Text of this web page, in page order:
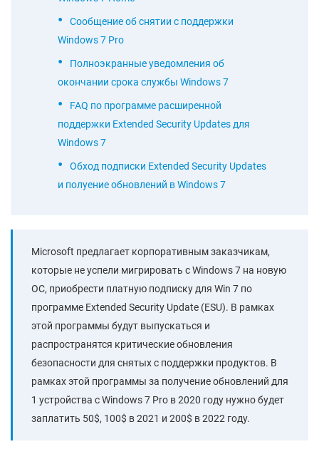
Сообщение об снятии с поддержки
Windows 7 Pro
Полноэкранные уведомления об
окончании срока службы Windows 7
FAQ по программе расширенной
поддержки Extended Security Updates для
Windows 7
Обход подписки Extended Security Updates
и полуение обновлений в Windows 7
Microsoft предлагает корпоративным заказчикам,
которые не успели мигрировать с Windows 7 на новую
ОС, приобрести платную подписку для Win 7 по
программе Extended Security Update (ESU). В рамках
этой программы будут выпускаться и
распространятся критические обновления
безопасности для снятых с поддержки продуктов. В
рамках этой программы за получение обновлений для
1 устройства с Windows 7 Pro в 2020 году нужно будет
заплатить 50$, 100$ в 2021 и 200$ в 2022 году.